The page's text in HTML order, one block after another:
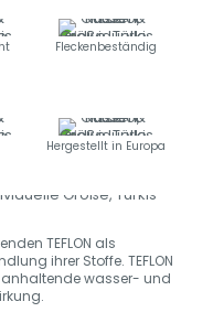
Fleckenbeständig
Hergestellt in Europa
TEFLON als
ihrer Stoffe. TEFLON
wasser- und